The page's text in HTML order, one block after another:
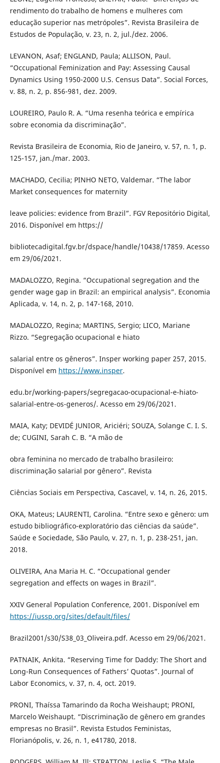
rendimento do trabalho de homens e mulheres com
educação superior nas metrópoles”. Revista Brasileira de
Estudos de População, v. 23, n. 2, jul./dez. 2006.
LEVANON, Asaf; ENGLAND, Paula; ALLISON, Paul.
“Occupational Feminization and Pay: Assessing Causal
Dynamics Using 1950-2000 U.S. Census Data”. Social Forces,
v. 88, n. 2, p. 856-981, dez. 2009.
LOUREIRO, Paulo R. A. “Uma resenha teórica e empírica
sobre economia da discriminação”.
Revista Brasileira de Economia, Rio de Janeiro, v. 57, n. 1, p.
125-157, jan./mar. 2003.
MACHADO, Cecilia; PINHO NETO, Valdemar. “The labor
Market consequences for maternity
leave policies: evidence from Brazil”. FGV Repositório Digital,
2016. Disponível em https://
bibliotecadigital.fgv.br/dspace/handle/10438/17859. Acesso
em 29/06/2021.
MADALOZZO, Regina. “Occupational segregation and the
gender wage gap in Brazil: an empirical analysis”. Economia
Aplicada, v. 14, n. 2, p. 147-168, 2010.
MADALOZZO, Regina; MARTINS, Sergio; LICO, Mariane
Rizzo. “Segregação ocupacional e hiato
salarial entre os gêneros”. Insper working paper 257, 2015.
Disponível em https://www.insper.
edu.br/working-papers/segregacao-ocupacional-e-hiato-
salarial-entre-os-generos/. Acesso em 29/06/2021.
MAIA, Katy; DEVIDÉ JUNIOR, Ariciéri; SOUZA, Solange C. I. S.
de; CUGINI, Sarah C. B. “A mão de
obra feminina no mercado de trabalho brasileiro:
discriminação salarial por gênero”. Revista
Ciências Sociais em Perspectiva, Cascavel, v. 14, n. 26, 2015.
OKA, Mateus; LAURENTI, Carolina. “Entre sexo e gênero: um
estudo bibliográfico-exploratório das ciências da saúde”.
Saúde e Sociedade, São Paulo, v. 27, n. 1, p. 238-251, jan.
2018.
OLIVEIRA, Ana Maria H. C. “Occupational gender
segregation and effects on wages in Brazil”.
XXIV General Population Conference, 2001. Disponível em
https://iussp.org/sites/default/files/
Brazil2001/s30/S38_03_Oliveira.pdf. Acesso em 29/06/2021.
PATNAIK, Ankita. “Reserving Time for Daddy: The Short and
Long-Run Consequences of Fathers’ Quotas”. Journal of
Labor Economics, v. 37, n. 4, oct. 2019.
PRONI, Thaíssa Tamarindo da Rocha Weishaupt; PRONI,
Marcelo Weishaupt. “Discriminação de gênero em grandes
empresas no Brasil”. Revista Estudos Feministas,
Florianópolis, v. 26, n. 1, e41780, 2018.